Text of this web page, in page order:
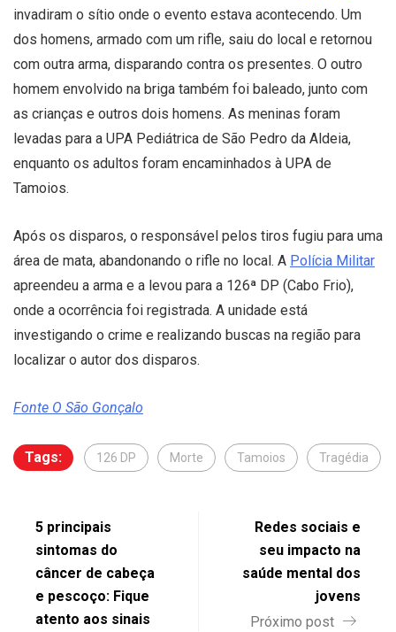
invadiram o sítio onde o evento estava acontecendo. Um
dos homens, armado com um rifle, saiu do local e retornou
com outra arma, disparando contra os presentes. O outro
homem envolvido na briga também foi baleado, junto com
as crianças e outros dois homens. As meninas foram
levadas para a UPA Pediátrica de São Pedro da Aldeia,
enquanto os adultos foram encaminhados à UPA de
Tamoios.
Após os disparos, o responsável pelos tiros fugiu para uma
área de mata, abandonando o rifle no local. A Polícia Militar
apreendeu a arma e a levou para a 126ª DP (Cabo Frio),
onde a ocorrência foi registrada. A unidade está
investigando o crime e realizando buscas na região para
localizar o autor dos disparos.
Fonte O São Gonçalo
Tags: 126 DP Morte Tamoios Tragédia
5 principais
sintomas do
câncer de cabeça
e pescoço: Fique
atento aos sinais
Redes sociais e
seu impacto na
saúde mental dos
jovens
Próximo post